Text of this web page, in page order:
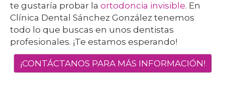
te gustaría probar la ortodoncia invisible. En
Clínica Dental Sánchez González tenemos
todo lo que buscas en unos dentistas
profesionales. ¡Te estamos esperando!
¡CONTÁCTANOS PARA MÁS INFORMACIÓN!